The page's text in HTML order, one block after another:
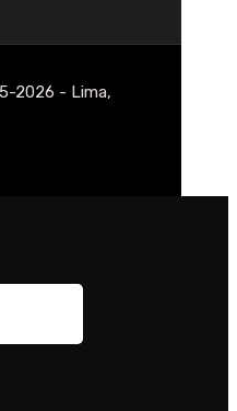
2026 - Lima,